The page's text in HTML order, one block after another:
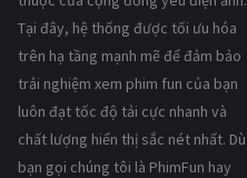
Tại đây, hệ thống được tối ưu hóa
trên hạ tầng mạnh mẽ để đảm bảo
trải nghiệm xem phim fun của bạn
luôn đạt tốc độ tải cực nhanh và
chất lượng hiển thị sắc nét nhất. Dù
bạn gọi chúng tôi là PhimFun hay